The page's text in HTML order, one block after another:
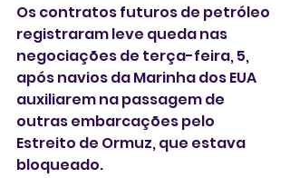
Os contratos futuros de petróleo
registraram leve queda nas
negociações de terça-feira, 5,
após navios da Marinha dos EUA
auxiliarem na passagem de
outras embarcações pelo
Estreito de Ormuz, que estava
bloqueado.